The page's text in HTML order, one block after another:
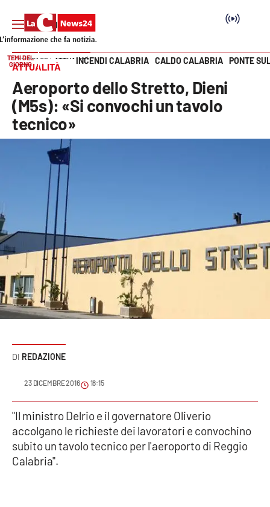
SEZIONI
Cronaca
Politica
Attualità
Economia e lavoro
Italia Mondo
Sanità
Sport
Meteo
Editoriali
Vai
TEMI DEL
GIORNO
INCENDI CALABRIA CALDO CALABRIA PONTE
HOME PAGE ATTUALITÀ
ATTUALITÀ
Aeroporto dello Stretto, Dieni
(M5s): «Si convochi un tavolo
tecnico»
REDAZIONE
23 DICEMBRE 2016 18:15
"Il ministro Delrio e il governatore Oliverio
accolgano le richieste dei lavoratori e convochino
subito un tavolo tecnico per l'aeroporto di Reggio
Calabria".